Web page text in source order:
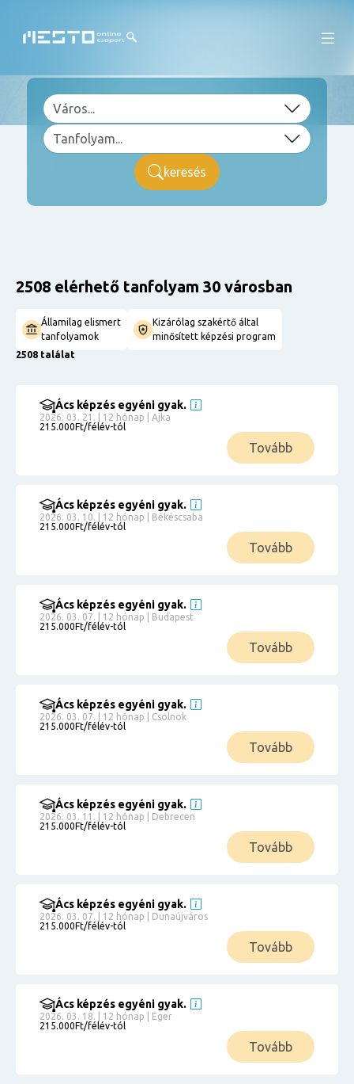
keresés
2508 elérhető tanfolyam 30 városban
Államilag elismert
tanfolyamok
Kizárólag szakértő által
minősített képzési program
2508 találat
Ács képzés egyéni gyak.
2026. 03. 21. | 12 hónap | Ajka
215.000Ft/félév-tól
Tovább
Ács képzés egyéni gyak.
2026. 03. 10. | 12 hónap | Békéscsaba
215.000Ft/félév-tól
Tovább
Ács képzés egyéni gyak.
2026. 03. 07. | 12 hónap | Budapest
215.000Ft/félév-tól
Tovább
Ács képzés egyéni gyak.
2026. 03. 07. | 12 hónap | Csolnok
215.000Ft/félév-tól
Tovább
Ács képzés egyéni gyak.
2026. 03. 11. | 12 hónap | Debrecen
215.000Ft/félév-tól
Tovább
Ács képzés egyéni gyak.
2026. 03. 07. | 12 hónap | Dunaújváros
215.000Ft/félév-tól
Tovább
Ács képzés egyéni gyak.
2026. 03. 18. | 12 hónap | Eger
215.000Ft/félév-tól
Tovább